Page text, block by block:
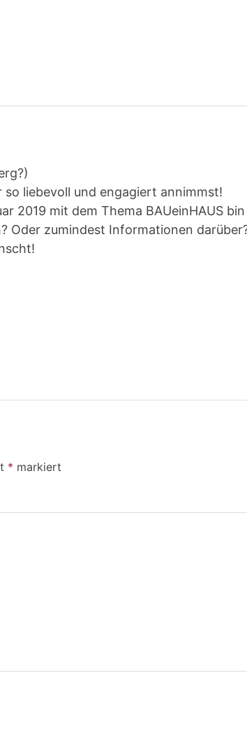
liebevoll und engagiert annimmst!
2019 mit dem Thema BAUeinHAUS
Oder zumindest Informationen
* markiert